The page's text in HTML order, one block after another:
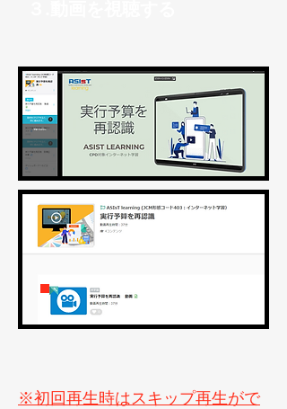
※初回再生時はスキップ再生がで